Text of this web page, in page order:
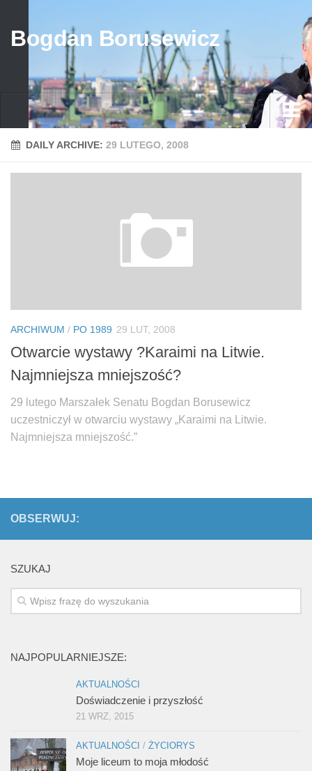
Bogdan Borusewicz
Aktualności
Fundacja Batorego
DAILY ARCHIVE: 29 LUTEGO, 2008
ARCHIWUM / PO 1989 29 LUT, 2008
Otwarcie wystawy ?Karaimi na Litwie.
Najmniejsza mniejszość?
29 lutego Marszałek Senatu Bogdan Borusewicz
uczestniczył w otwarciu wystawy „Karaimi na Litwie.
Najmniejsza mniejszość.”
OBSERWUJ:
SZUKAJ
NAJPOPULARNIEJSZE:
AKTUALNOŚCI
Doświadczenie i przyszłość
21 WRZ, 2015
AKTUALNOŚCI / ŻYCIORYS
Moje liceum to moja młodość